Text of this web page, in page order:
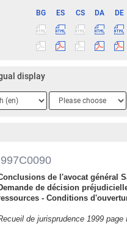
BG ES CS DA DE
display
Language
2
de l'avocat général
de décision
- Conditions
de jurisprudence 1999 page